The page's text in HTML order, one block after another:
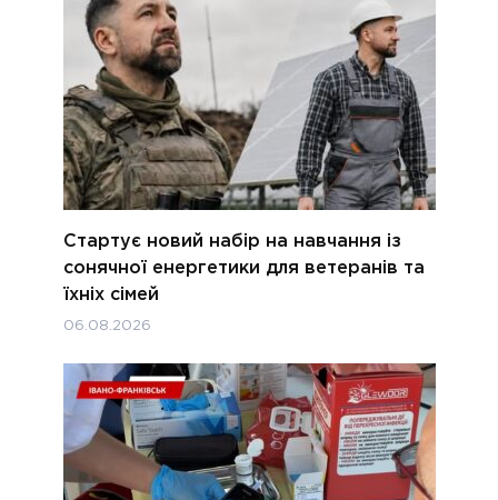
Стартує новий набір на навчання із
сонячної енергетики для ветеранів та
їхніх сімей
06.08.2026